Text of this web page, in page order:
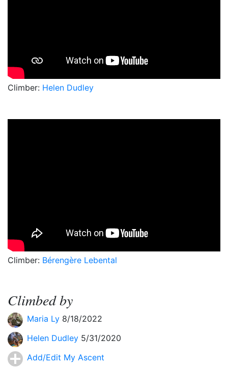
Climber: Helen Dudley
Climber: Bérengère Lebental
Climbed by
Maria Ly 8/18/2022
Helen Dudley 5/31/2020
Add/Edit My Ascent